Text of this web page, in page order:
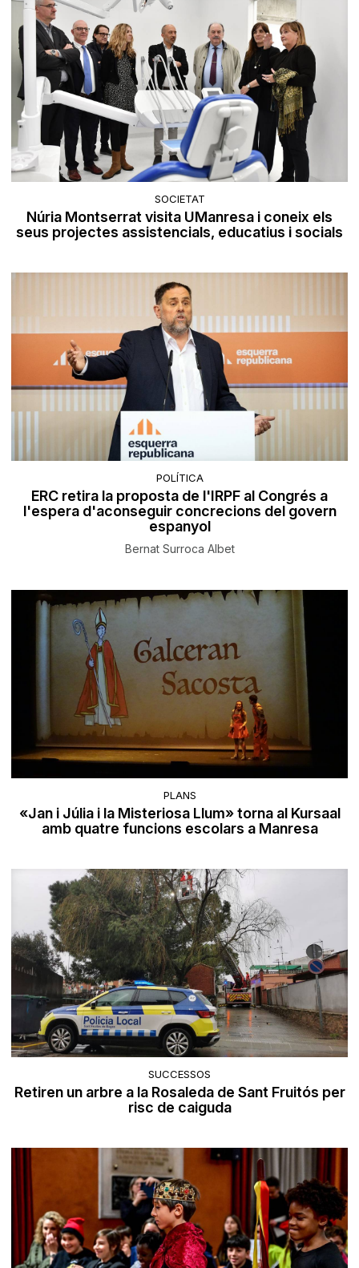
SOCIETAT
Núria Montserrat visita UManresa i coneix els
seus projectes assistencials, educatius i socials
POLÍTICA
ERC retira la proposta de l'IRPF al Congrés a
l'espera d'aconseguir concrecions del govern
espanyol
Bernat Surroca Albet
PLANS
«Jan i Júlia i la Misteriosa Llum» torna al Kursaal
amb quatre funcions escolars a Manresa
SUCCESSOS
Retiren un arbre a la Rosaleda de Sant Fruitós per
risc de caiguda